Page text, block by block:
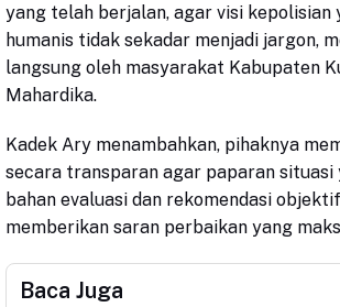
yang telah berjalan, agar visi
humanis tidak sekadar menjadi jargon,
langsung oleh masyarakat Kabupaten
Mahardika.
Kadek Ary menambahkan, pihaknya
secara transparan agar paparan situasi
bahan evaluasi dan rekomendasi
memberikan saran perbaikan yang
Baca Juga